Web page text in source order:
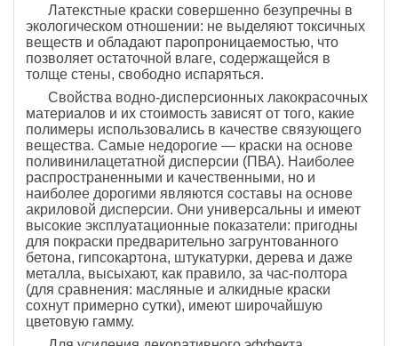
Латекстные краски совершенно безупречны в
экологическом отношении: не выделяют токсичных
веществ и обладают паропроницаемостью, что
позволяет остаточной влаге, содержащейся в
толще стены, свободно испаряться.
Свойства водно-дисперсионных лакокрасочных
материалов и их стоимость зависят от того, какие
полимеры использовались в качестве связующего
вещества. Самые недорогие — краски на основе
поливинилацетатной дисперсии (ПВА). Наиболее
распространенными и качественными, но и
наиболее дорогими являются составы на основе
акриловой дисперсии. Они универсальны и имеют
высокие эксплуатационные показатели: пригодны
для покраски предварительно загрунтованного
бетона, гипсокартона, штукатурки, дерева и даже
металла, высыхают, как правило, за час-полтора
(для сравнения: масляные и алкидные краски
сохнут примерно сутки), имеют широчайшую
цветовую гамму.